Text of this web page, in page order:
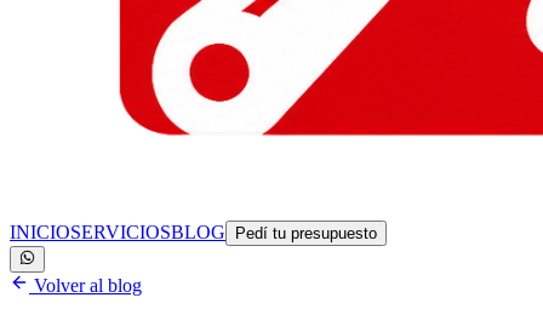
INICIOSERVICIOSBLOG Pedí tu presupuesto
Volver al blog